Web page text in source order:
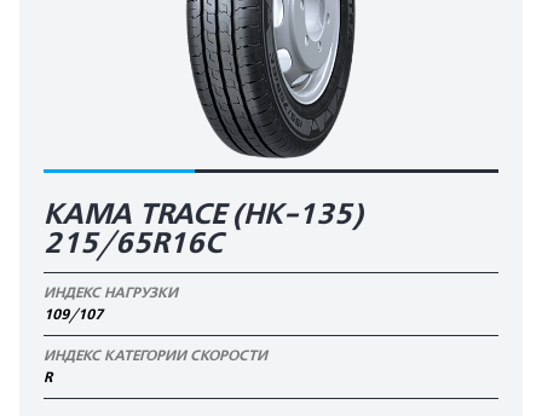
KAMA TRACE (HK-135)
215/65R16C
ИНДЕКС НАГРУЗКИ
109/107
ИНДЕКС КАТЕГОРИИ СКОРОСТИ
R